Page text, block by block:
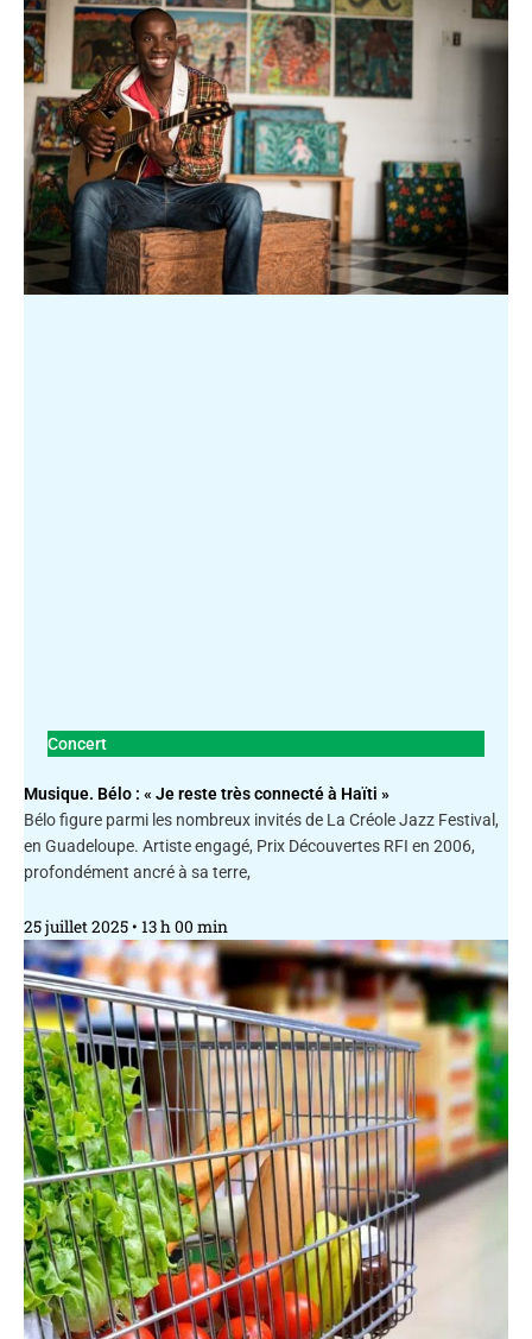
Concert
Musique. Bélo : « Je reste très connecté à Haïti »
Bélo figure parmi les nombreux invités de La Créole Jazz Festival,
en Guadeloupe. Artiste engagé, Prix Découvertes RFI en 2006,
profondément ancré à sa terre,
25 juillet 2025 13 h 00 min